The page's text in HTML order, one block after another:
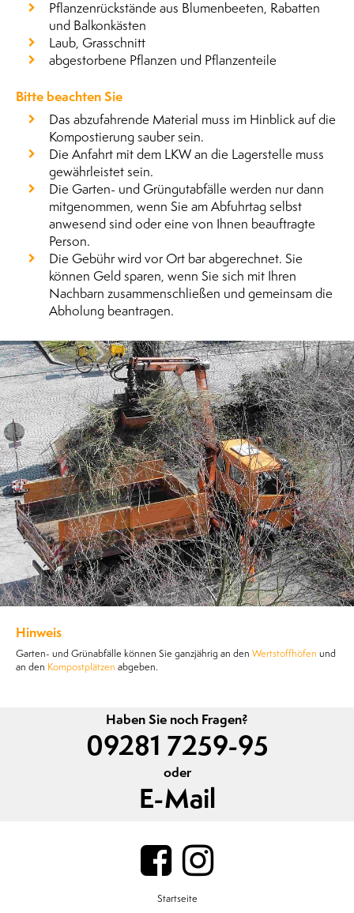
Pflanzenrückstände aus Blumenbeeten, Rabatten
und Balkonkästen
Laub, Grasschnitt
abgestorbene Pflanzen und Pflanzenteile
Bitte beachten Sie
Das abzufahrende Material muss im Hinblick auf die
Kompostierung sauber sein.
Die Anfahrt mit dem LKW an die Lagerstelle muss
gewährleistet sein.
Die Garten- und Grüngutabfälle werden nur dann
mitgenommen, wenn Sie am Abfuhrtag selbst
anwesend sind oder eine von Ihnen beauftragte
Person.
Die Gebühr wird vor Ort bar abgerechnet. Sie
können Geld sparen, wenn Sie sich mit Ihren
Nachbarn zusammenschließen und gemeinsam die
Abholung beantragen.
Hinweis
Garten- und Grünabfälle können Sie ganzjährig an den Wertstoffhöfen und
an den Kompostplätzen abgeben.
Haben Sie noch Fragen?
09281 7259-95
oder
E-Mail
Startseite